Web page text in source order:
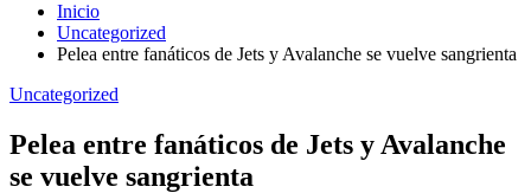
Inicio
Uncategorized
Pelea entre fanáticos de Jets y Avalanche se vuelve sangrienta
Uncategorized
Pelea entre fanáticos de Jets y Avalanche
se vuelve sangrienta